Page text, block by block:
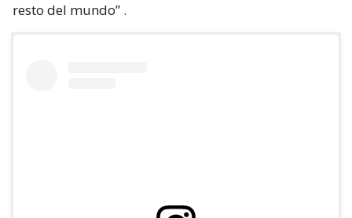
resto del mundo” .